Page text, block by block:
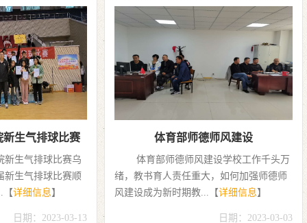
体育部师德师风建设
体育部师德师风建设学校工作千头万
绪，教书育人责任重大，如何加强师德师
风建设成为新时期教...【详细信息】
乌兰察布职业
庆祝中国共产
——乌兰察布职业学
健美操比赛...【